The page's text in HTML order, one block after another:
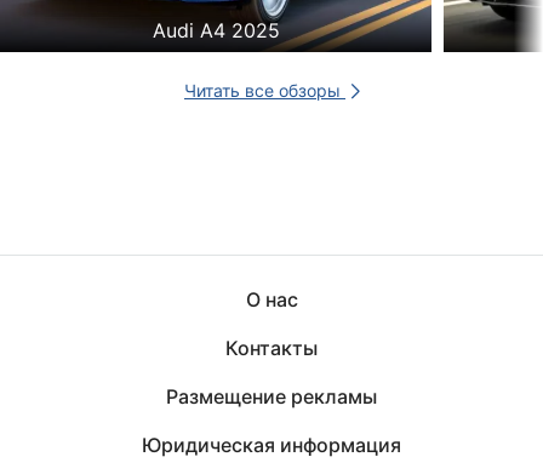
Audi A4 2025
Читать все обзоры
О нас
Контакты
Размещение рекламы
Юридическая информация